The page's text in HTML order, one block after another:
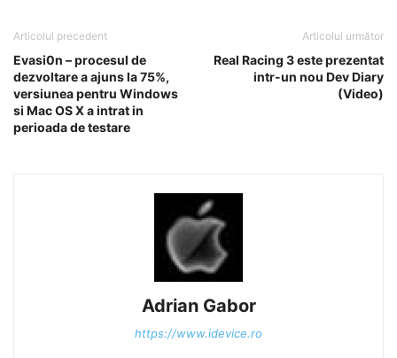
Articolul precedent
Evasi0n – procesul de
dezvoltare a ajuns la 75%,
versiunea pentru Windows
si Mac OS X a intrat in
perioada de testare
Articolul următor
Real Racing 3 este prezentat
intr-un nou Dev Diary
(Video)
Adrian Gabor
https://www.idevice.ro